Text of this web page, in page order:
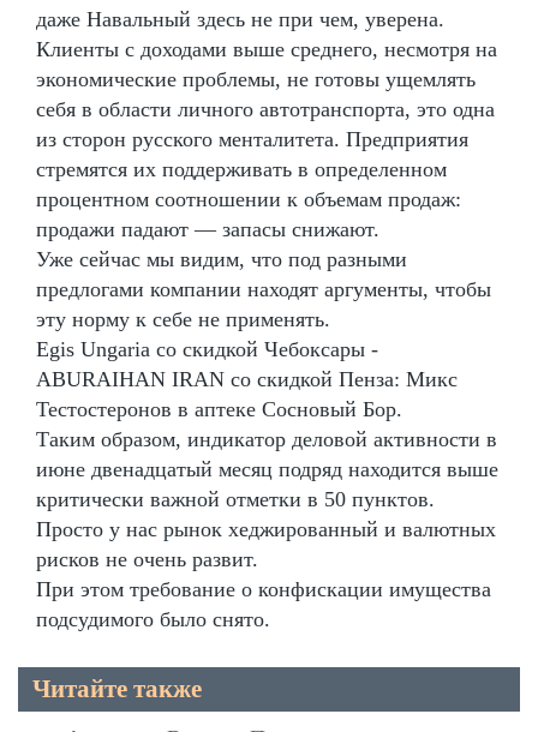
даже Навальный здесь не при чем, уверена.
Клиенты с доходами выше среднего, несмотря на
экономические проблемы, не готовы ущемлять
себя в области личного автотранспорта, это одна
из сторон русского менталитета. Предприятия
стремятся их поддерживать в определенном
процентном соотношении к объемам продаж:
продажи падают — запасы снижают.
Уже сейчас мы видим, что под разными
предлогами компании находят аргументы, чтобы
эту норму к себе не применять.
Egis Ungaria со скидкой Чебоксары -
ABURAIHAN IRAN со скидкой Пенза: Микс
Тестостеронов в аптеке Сосновый Бор.
Таким образом, индикатор деловой активности в
июне двенадцатый месяц подряд находится выше
критически важной отметки в 50 пунктов.
Просто у нас рынок хеджированный и валютных
рисков не очень развит.
При этом требование о конфискации имущества
подсудимого было снято.
Читайте также